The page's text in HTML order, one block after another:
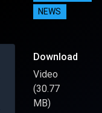
NEWS
Download
Video
(30.77
MB)